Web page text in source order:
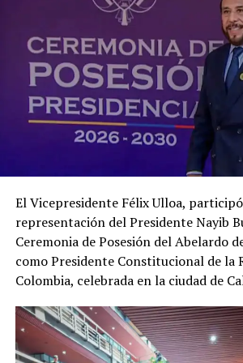
El Vicepresidente Félix Ulloa,
representación del Presidente Nayib
Ceremonia de Posesión del Abelardo
como Presidente Constitucional de la
Colombia, celebrada en la ciudad de